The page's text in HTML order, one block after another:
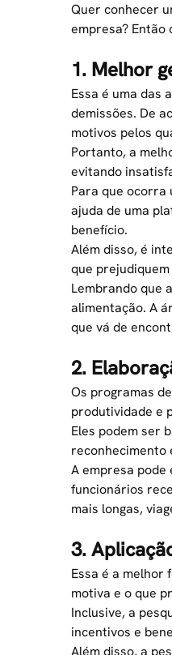
Quer conhecer
empresa? Então
1. Melhor
Essa é uma das
demissões. De
motivos pelos
Portanto, a
evitando
Para que ocorra
ajuda de uma
benefício.
Além disso, é
que
Lembrando que
alimentação. A
que vá de
2.
Os programas
produtividade e
Eles podem ser
reconhecimento
A empresa pode
funcionários
mais longas,
3.
Essa é a melhor
motiva e o que
Inclusive, a
incentivos e
Além disso, a